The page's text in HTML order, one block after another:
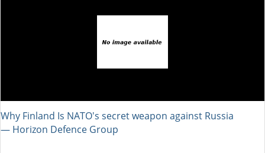
Why Finland Is NATO's secret weapon against Russia
― Horizon Defence Group